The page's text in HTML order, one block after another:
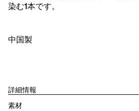
染む1本です。
中国製
詳細情報
素材